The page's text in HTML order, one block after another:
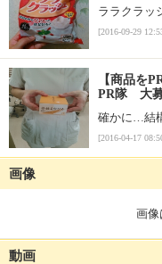
ララクラッ
[2016-09-29
【商品を
PR隊 大募
確かに…結
[2016-04-17
画像
画像
動画